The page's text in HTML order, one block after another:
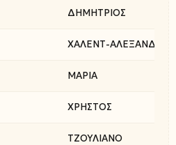
ΔΗΜΗΤΡΙΟΣ
ΧΑΛΕΝΤ-ΑΛΕΞΑΝΔΡΟΣ
ΜΑΡΙΑ
ΧΡΗΣΤΟΣ
ΤΖΟΥΛΙΑΝΟ